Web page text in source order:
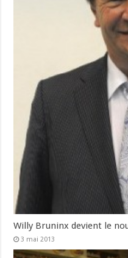
Willy Bruninx devient le
3 mai 2013